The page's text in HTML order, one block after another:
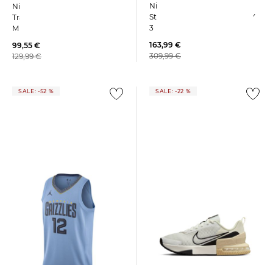
Nike | Herren
Trainingsschuhe FREE
METCON 7
99,55 €
129,99 €
Nike | Damen
Straßenlaufschuh ALPHAFLY
3
163,99 €
309,99 €
SALE: -52 % SALE: -22 %
+2